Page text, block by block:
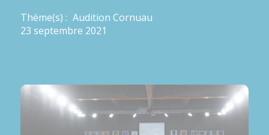
Thème(s) : Audition Cornuau
23 septembre 2021